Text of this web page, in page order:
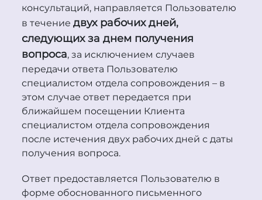
консультаций, направляется Пользователю
в течениедвух рабочих дней,
следующих за днем получения
вопроса, за исключением случаев
передачи ответа Пользователю
специалистом отдела сопровождения – в
этом случае ответ передается при
ближайшем посещении Клиента
специалистом отдела сопровождения
после истечения двух рабочих дней с даты
получения вопроса.
Ответ предоставляется Пользователю в
форме обоснованного письменного